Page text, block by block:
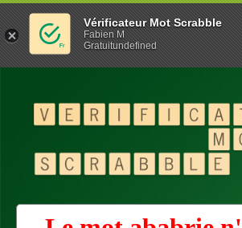
Vérificateur Mot Scrabble
Fabien M
Gratuitundefined